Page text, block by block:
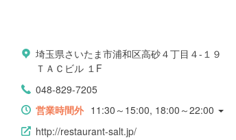
埼玉県さいたま市浦和区高砂４丁目４-１９
ＴＡＣビル １F
048-829-7205
営業時間外 11:30～15:00, 18:00～22:00
http://restaurant-salt.jp/